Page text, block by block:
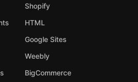
Shopify
HTML
Google Sites
Weebly
BigCommerce